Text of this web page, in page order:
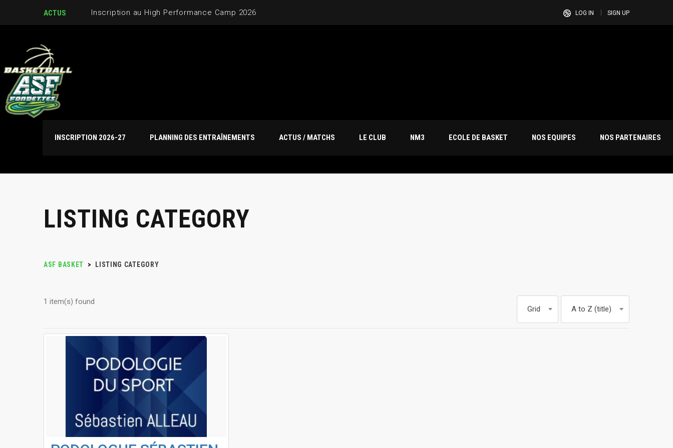
ACTUS Inscription au High Performance Camp 2026 LOG IN SIGN UP
INSCRIPTION 2026-27 PLANNING DES ENTRAÎNEMENTS ACTUS / MATCHS LE CLUB NM3 ECOLE DE BASKET NOS EQUIPES NOS PARTENAIRES
LISTING CATEGORY
ASF BASKET > LISTING CATEGORY
1 item(s) found
A to Z (title)
Grid